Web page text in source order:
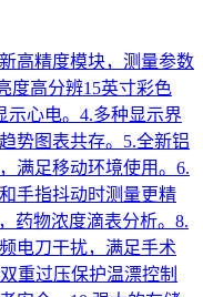
高精度模块，测量参数
度高分辨15英寸彩色
示心电。4.多种显示界
势图表共存。5.全新铝
满足移动环境使用。6.
手指抖动时测量更精
药物浓度滴表分析。8.
电刀干扰，满足手术
重过压保护温漂控制